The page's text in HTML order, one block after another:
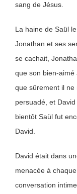
sang de Jésus.
La haine de Saül
Jonathan et ses
se cachait,
que son bien-aimé
que sûrement il
persuadé, et
bientôt Saül fut
David.
David était dans
menacée à
conversation